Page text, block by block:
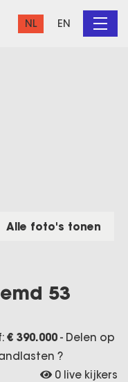
NL EN
53
€ 390.000 - Delen op
?
0 live kijkers
Alle foto's tonen